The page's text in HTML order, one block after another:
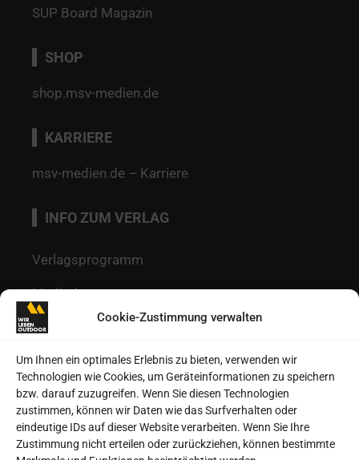
Cookie-Zustimmung verwalten
Um Ihnen ein optimales Erlebnis zu bieten, verwenden wir
Technologien wie Cookies, um Geräteinformationen zu speichern
bzw. darauf zuzugreifen. Wenn Sie diesen Technologien
zustimmen, können wir Daten wie das Surfverhalten oder
eindeutige IDs auf dieser Website verarbeiten. Wenn Sie Ihre
Zustimmung nicht erteilen oder zurückziehen, können bestimmte
SUP Board Magazin
SHOP
shop.msv-medien.de
KARRIERE
msv-medien.de – Karriere
INFO ZUM VERLAG
Verlagsprogramm
Mediadaten
Redaktion
Kontakt
Autoren
Datenschutz